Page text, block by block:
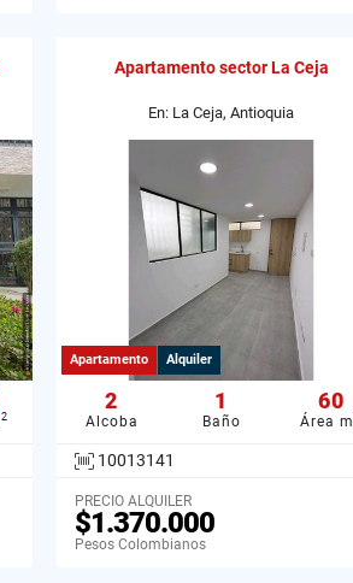
2
Apartamento sector La Ceja
En: La Ceja, Antioquia
Apartamento Alquiler
2
Alcoba
1
Baño
60
Área m
10013141
PRECIO ALQUILER
$1.370.000
Pesos Colombianos